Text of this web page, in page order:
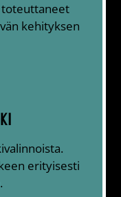
kehityksen
erityisesti